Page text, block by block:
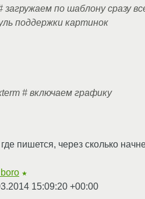
загружаем по шаблону сразу
поддержки картинок
# включаем графику
пишется, через сколько
★
15:09:20 +00:00